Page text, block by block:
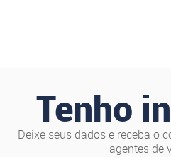
Tenho
Deixe seus dados e receba o
agentes de